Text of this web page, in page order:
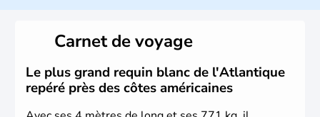
Plusieurs populations se sont succédées avant l'arrivée
des européens, suite à la découverte du continent par
Christophe Colomb en 1492. Les 13 colonies
britanniques proclament la Déclaration d'indépendance
en 1776 et adoptent leur première constitution en 1787.
La conquête de l'Ouest marque ensuite l'entrée dans une
Carnet de voyage
Le plus grand requin blanc de l'Atlantique
repéré près des côtes américaines